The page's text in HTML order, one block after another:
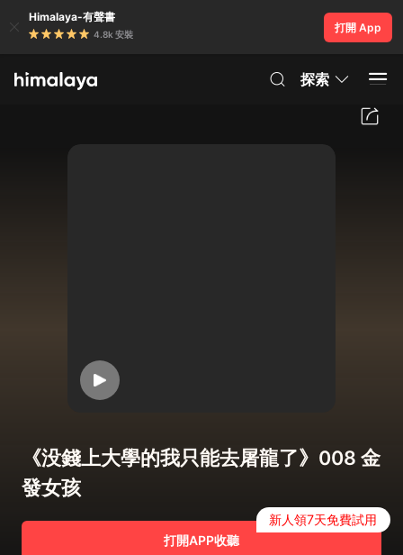
Himalaya-有聲書
4.8k 安裝
打開 App
探索
《没錢上大學的我只能去屠龍了》008 金
發女孩
打開APP收聽
新人領7天免費試用